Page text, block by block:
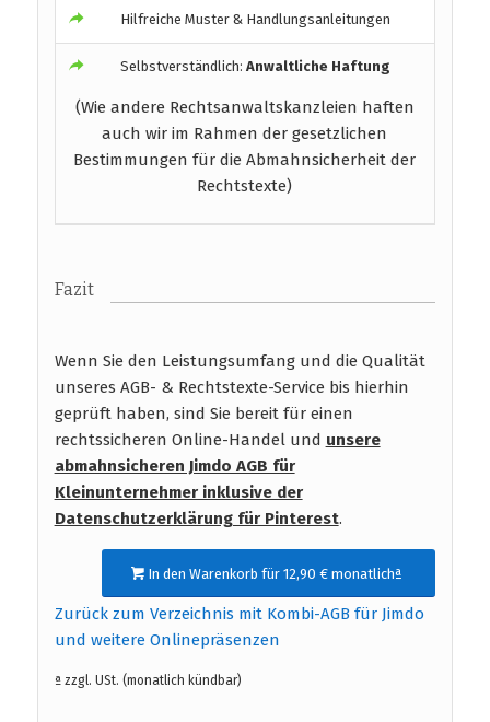
Hilfreiche Muster & Handlungsanleitungen
Selbstverständlich:Anwaltliche Haftung
(Wie andere Rechtsanwaltskanzleien haften
auch wir im Rahmen der gesetzlichen
Bestimmungen für die Abmahnsicherheit der
Rechtstexte)
Fazit
Wenn Sie den Leistungsumfang und die Qualität
unseres AGB- & Rechtstexte-Service bis hierhin
geprüft haben, sind Sie bereit für einen
rechtssicheren Online-Handel und unsere
abmahnsicheren Jimdo AGB für
Kleinunternehmer inklusive der
Datenschutzerklärung für Pinterest.
In den Warenkorb für 12,90 € monatlichª
Zurück zum Verzeichnis mit Kombi-AGB für Jimdo
und weitere Onlinepräsenzen
ª zzgl. USt. (monatlich kündbar)